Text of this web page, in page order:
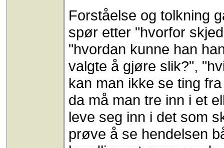
Forståelse og tolkning
spør etter "hvorfor
"hvordan kunne han
valgte å gjøre slik?",
kan man ikke se ting
da må man tre inn i et
leve seg inn i det som
prøve å se hendelsen